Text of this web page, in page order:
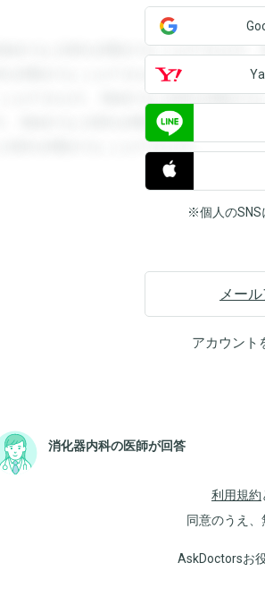
登録すると回答を閲覧することができます
答を閲覧することができます。登録すると
ことができます。登録すると回答を閲覧す
す。登録すると回答を閲覧することができ
と回答を閲覧することができます。
※個人のSNS
メー
アカウント
消化器内科の医師が回答
利用規約
同意のうえ
AskDoctorsお